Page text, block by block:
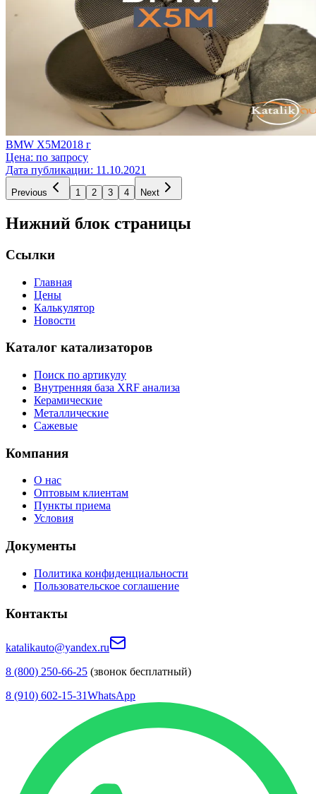
BMW X5M2018 г
Цена: по запросу
Дата публикации: 11.10.2021
Previous 1 2 3 4 Next
Нижний блок страницы
Ссылки
Главная
Цены
Калькулятор
Новости
Каталог катализаторов
Поиск по артикулу
Внутренняя база XRF анализа
Керамические
Металлические
Сажевые
Компания
О нас
Оптовым клиентам
Пункты приема
Условия
Документы
Политика конфиденциальности
Пользовательское соглашение
Контакты
katalikauto@yandex.ru
8 (800) 250-66-25 (звонок бесплатный)
8 (910) 602-15-31WhatsApp